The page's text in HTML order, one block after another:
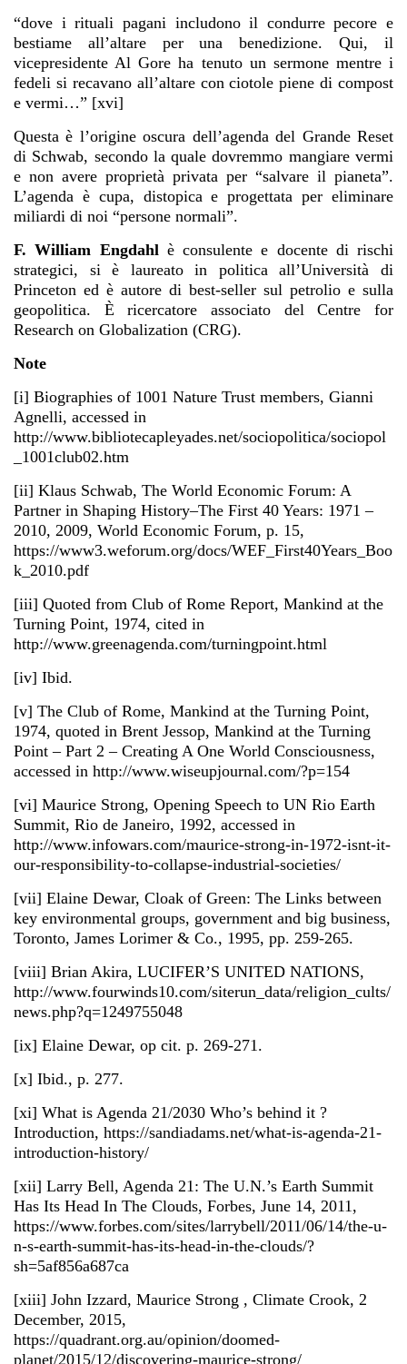
“dove i rituali pagani includono il condurre pecore e
bestiame all’altare per una benedizione. Qui, il
vicepresidente Al Gore ha tenuto un sermone mentre i
fedeli si recavano all’altare con ciotole piene di compost
e vermi…” [xvi]
Questa è l’origine oscura dell’agenda del Grande Reset
di Schwab, secondo la quale dovremmo mangiare vermi
e non avere proprietà privata per “salvare il pianeta”.
L’agenda è cupa, distopica e progettata per eliminare
miliardi di noi “persone normali”.
F. William Engdahl è consulente e docente di rischi
strategici, si è laureato in politica all’Università di
Princeton ed è autore di best-seller sul petrolio e sulla
geopolitica. È ricercatore associato del Centre for
Research on Globalization (CRG).
Note
[i] Biographies of 1001 Nature Trust members, Gianni
Agnelli, accessed in
http://www.bibliotecapleyades.net/sociopolitica/sociopol
_1001club02.htm
[ii] Klaus Schwab, The World Economic Forum: A
Partner in Shaping History–The First 40 Years: 1971 –
2010, 2009, World Economic Forum, p. 15,
https://www3.weforum.org/docs/WEF_First40Years_Boo
k_2010.pdf
[iii] Quoted from Club of Rome Report, Mankind at the
Turning Point, 1974, cited in
http://www.greenagenda.com/turningpoint.html
[iv] Ibid.
[v] The Club of Rome, Mankind at the Turning Point,
1974, quoted in Brent Jessop, Mankind at the Turning
Point – Part 2 – Creating A One World Consciousness,
accessed in http://www.wiseupjournal.com/?p=154
[vi] Maurice Strong, Opening Speech to UN Rio Earth
Summit, Rio de Janeiro, 1992, accessed in
http://www.infowars.com/maurice-strong-in-1972-isnt-it-
our-responsibility-to-collapse-industrial-societies/
[vii] Elaine Dewar, Cloak of Green: The Links between
key environmental groups, government and big business,
Toronto, James Lorimer & Co., 1995, pp. 259-265.
[viii] Brian Akira, LUCIFER’S UNITED NATIONS,
http://www.fourwinds10.com/siterun_data/religion_cults/
news.php?q=1249755048
[ix] Elaine Dewar, op cit. p. 269-271.
[x] Ibid., p. 277.
[xi] What is Agenda 21/2030 Who’s behind it ?
Introduction, https://sandiadams.net/what-is-agenda-21-
introduction-history/
[xii] Larry Bell, Agenda 21: The U.N.’s Earth Summit
Has Its Head In The Clouds, Forbes, June 14, 2011,
https://www.forbes.com/sites/larrybell/2011/06/14/the-u-
n-s-earth-summit-has-its-head-in-the-clouds/?
sh=5af856a687ca
[xiii] John Izzard, Maurice Strong , Climate Crook, 2
December, 2015,
https://quadrant.org.au/opinion/doomed-
planet/2015/12/discovering-maurice-strong/